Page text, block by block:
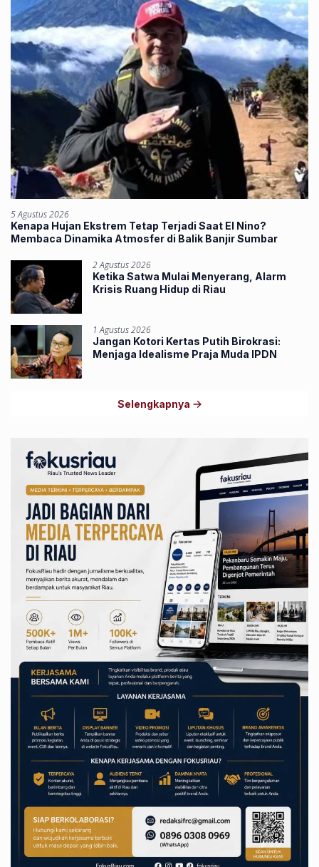
5 Agustus 2026
Kenapa Hujan Ekstrem Tetap Terjadi Saat El Nino?
Membaca Dinamika Atmosfer di Balik Banjir Sumbar
2 Agustus 2026
Ketika Satwa Mulai Menyerang, Alarm
Krisis Ruang Hidup di Riau
1 Agustus 2026
Jangan Kotori Kertas Putih Birokrasi:
Menjaga Idealisme Praja Muda IPDN
Selengkapnya